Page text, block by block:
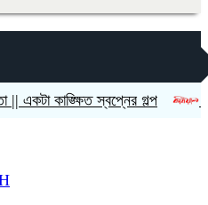
স্বপ্নের গল্প রীতি